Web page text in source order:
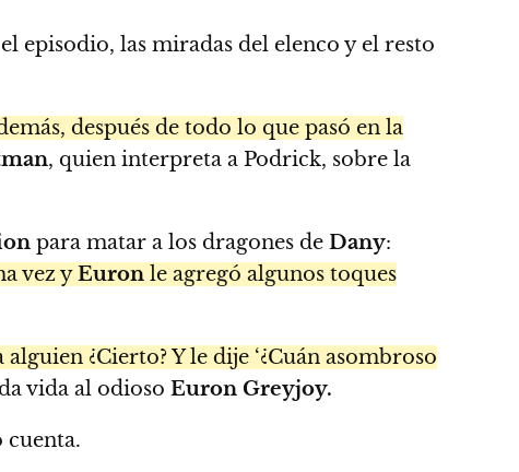
episodio, las miradas del elenco y el resto
después de todo lo que pasó en la
, quien interpreta a Podrick, sobre la
para matar a los dragones de Dany:
vez yEuron le agregó algunos toques
¿Cierto? Y le dije ‘¿Cuán asombroso
vida al odioso Euron Greyjoy.
cuenta.